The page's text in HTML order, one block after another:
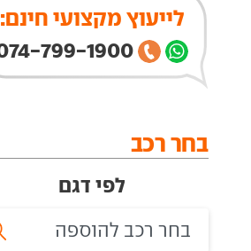
לייעוץ מקצועי חינם:
074-799-1900
בחר רכב
לפי דגם